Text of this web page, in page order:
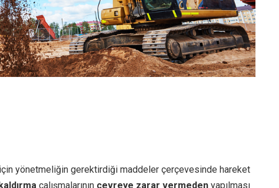
yönetmeliğin gerektirdiği maddeler çerçevesinde hareket
çalışmalarının çevreye zarar vermeden yapılması